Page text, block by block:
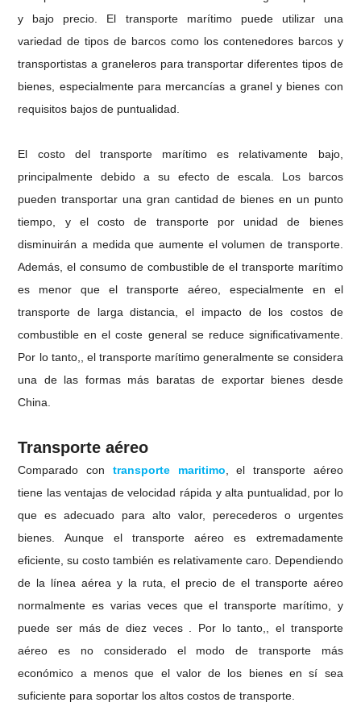
y bajo precio. El transporte marítimo puede utilizar una
variedad de tipos de barcos como los contenedores barcos y
transportistas a graneleros para transportar diferentes tipos de
bienes, especialmente para mercancías a granel y bienes con
requisitos bajos de puntualidad.
El costo del transporte marítimo es relativamente bajo,
principalmente debido a su efecto de escala. Los barcos
pueden transportar una gran cantidad de bienes en un punto
tiempo, y el costo de transporte por unidad de bienes
disminuirán a medida que aumente el volumen de transporte.
Además, el consumo de combustible de el transporte marítimo
es menor que el transporte aéreo, especialmente en el
transporte de larga distancia, el impacto de los costos de
combustible en el coste general se reduce significativamente.
Por lo tanto,, el transporte marítimo generalmente se considera
una de las formas más baratas de exportar bienes desde
China.
Transporte aéreo
Comparado con transporte maritimo , el transporte aéreo
tiene las ventajas de velocidad rápida y alta puntualidad, por lo
que es adecuado para alto valor, perecederos o urgentes
bienes. Aunque el transporte aéreo es extremadamente
eficiente, su costo también es relativamente caro. Dependiendo
de la línea aérea y la ruta, el precio de el transporte aéreo
normalmente es varias veces que el transporte marítimo, y
puede ser más de diez veces . Por lo tanto,, el transporte
aéreo es no considerado el modo de transporte más
económico a menos que el valor de los bienes en sí sea
suficiente para soportar los altos costos de transporte.